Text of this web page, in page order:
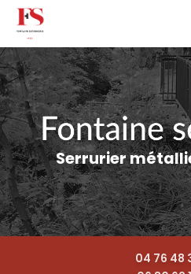
Aller
contenu
principal
Serrurier
04 76 48